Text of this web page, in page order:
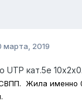
марта, 2019
кат.5е
Жила именно